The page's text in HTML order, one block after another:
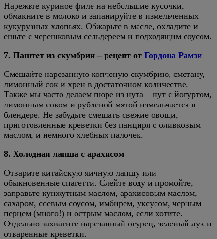
Нарежьте куриное филе на небольшие кусочки,
обмакните в молоко и запанируйте в измельченных
кукурузных хлопьях. Обжарьте в масле, охладите и
ешьте с черешковым сельдереем и подходящим соусом.
7. Паштет из скумбрии – рецепт от Гордона Рамзи
Смешайте нарезанную копченую скумбрию, сметану,
лимонный сок и хрен в достаточном количестве.
Также мы часто делаем пюре из нута – нут с йогуртом,
лимонным соком и рубленой мятой измельчается в
блендере. Не забудьте смешать свежие овощи,
приготовленные креветки без панциря с оливковым
маслом, и немного хлебных палочек.
8. Холодная лапша с арахисом
Отварите китайскую яичную лапшу или
обыкновенные спагетти. Слейте воду и промойте,
заправьте кунжутным маслом, арахисовым маслом,
сахаром, соевым соусом, имбирем, уксусом, черным
перцем (много!) и острым маслом, если хотите.
Отдельно захватите нарезанный огурец, зеленый лук и
отваренные креветки.